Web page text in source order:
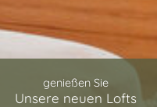
genießen Sie
Unsere neuen Lofts